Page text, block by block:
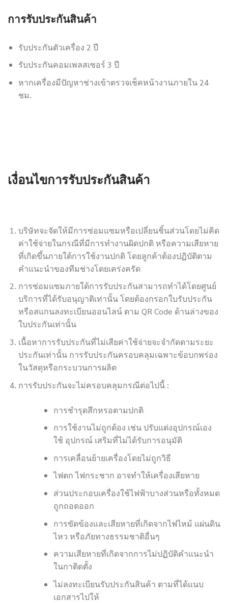
การรับประกันสินค้า
รับประกันตัวเครื่อง 2 ปี
รับประกันคอมเพลสเซอร์ 3 ปี
หากเครื่องมีปัญหาช่างเข้าตรวจเช็คหน้างานภายใน 24
ชม.
เงื่อนไขการรับประกันสินค้า
บริษัทจะจัดให้มีการซ่อมแซมหรือเปลี่ยนชิ้นส่วนโดยไม่คิด
ค่าใช้จ่ายในกรณีที่มีการทำงานผิดปกติ หรือความเสียหาย
ที่เกิดขึ้นภายใต้การใช้งานปกติ โดยลูกค้าต้องปฏิบัติตาม
คำแนะนำของทีมช่างโดยเคร่งครัด
การซ่อมแซมภายใต้การรับประกันสามารถทำได้โดยศูนย์
บริการที่ได้รับอนุญาติเท่านั้น โดยต้องกรอกใบรับประกัน
หรือสแกนลงทะเบียนออนไลน์ ตาม QR Code ด้านล่างของ
ใบประกันเท่านั้น
เนื้อหาการรับประกันที่ไม่เสียค่าใช้จ่ายจะจำกัดตามระยะ
ประกันเท่านั้น การรับประกันครอบคลุมเฉพาะข้อบกพร่อง
ในวัสดุหรือกระบวนการผลิต
การรับประกันจะไม่ครอบคลุมกรณีต่อไปนี้ :
การชำรุดสึกหรอตามปกติ
การใช้งานไม่ถูกต้อง เช่น ปรับแต่งอุปกรณ์เอง
ใช้ อุปกรณ์ เสริมที่ไม่ได้รับการอนุมัติ
การเคลื่อนย้ายเครื่องโดยไม่ถูกวิธี
ไฟตก ไฟกระชาก อาจทำให้เครื่องเสียหาย
ส่วนประกอบเครื่องใช้ไฟฟ้าบางส่วนหรือทั้งหมด
ถูกถอดออก
การขัดข้องและเสียหายที่เกิดจากไฟไหม้ แผ่นดิน
ไหว หรือภัยทางธรรมชาติอื่นๆ
ความเสียหายที่เกิดจากการไม่ปฏิบัติคำแนะนำ
ในกาติดตั้ง
ไม่ลงทะเบียนรับประกันสินค้า ตามที่ได้แนบ
เอกสารไปให้